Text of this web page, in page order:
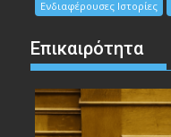
Ενδιαφέρουσες Ιστορίες
Επικαιρότητα